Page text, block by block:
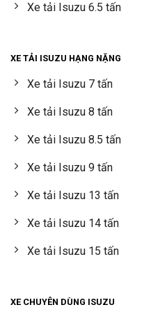
Xe tải Isuzu 6.5 tấn
XE TẢI ISUZU HẠNG NẶNG
Xe tải Isuzu 7 tấn
Xe tải Isuzu 8 tấn
Xe tải Isuzu 8.5 tấn
Xe tải Isuzu 9 tấn
Xe tải Isuzu 13 tấn
Xe tải Isuzu 14 tấn
Xe tải Isuzu 15 tấn
XE CHUYÊN DÙNG ISUZU